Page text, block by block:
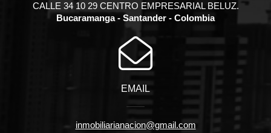
CALLE 34 10 29 CENTRO EMPRESARIAL BELUZ.
Bucaramanga - Santander - Colombia
EMAIL
inmobiliarianacion@gmail.com